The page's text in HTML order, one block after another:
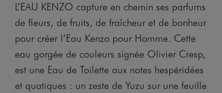
L’EAU KENZO capture en chemin ses parfums
de fleurs, de fruits, de fraîcheur et de bonheur
pour créer l’Eau Kenzo pour Homme. Cette
eau gorgée de couleurs signée Olivier Cresp,
est une Eau de Toilette aux notes hespéridées
et quatiques : un zeste de Yuzu sur une feuille